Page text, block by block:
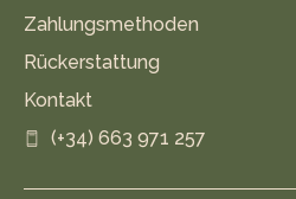
Zahlungsmethoden
Rückerstattung
Kontakt
(+34) 663 971 257